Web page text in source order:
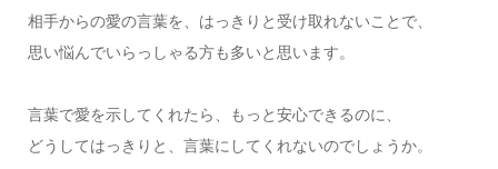
相手からの愛の言葉を、はっきりと受け取れないことで、
思い悩んでいらっしゃる方も多いと思います。
言葉で愛を示してくれたら、もっと安心できるのに、
どうしてはっきりと、言葉にしてくれないのでしょうか。